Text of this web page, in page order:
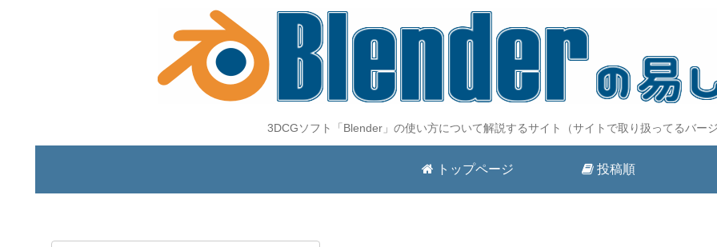
3DCGソフト「Blender」の使い方について解説するサイト（サイトで取り扱ってるバー
トップページ 投稿順